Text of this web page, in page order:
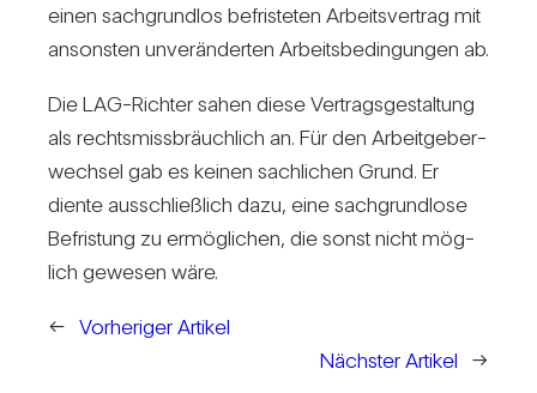
einen sach­grundlos befris­teten Arbeits­ver­trag mit
ansonsten unver­än­derten Arbeits­be­din­gungen ab.
Die LAG-Richter sahen diese Ver­trags­ge­stal­tung
als rechts­miss­bräuch­lich an. Für den Arbeit­ge­ber­
wechsel gab es keinen sach­li­chen Grund. Er
diente aus­schließ­lich dazu, eine sach­grund­lose
Befris­tung zu ermög­li­chen, die sonst nicht mög­
lich gewesen wäre.
← Vorheriger Artikel
Nächster Artikel
→